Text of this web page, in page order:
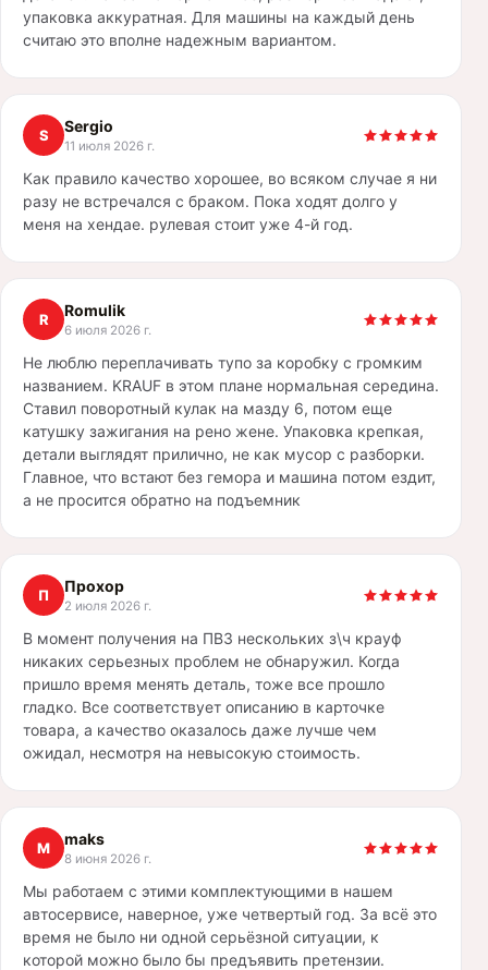
упаковка аккуратная. Для машины на каждый день
считаю это вполне надежным вариантом.
S Sergio
11 июля 2026 г.
Как правило качество хорошее, во всяком случае я ни
разу не встречался с браком. Пока ходят долго у
меня на хендае. рулевая стоит уже 4-й год.
R Romulik
6 июля 2026 г.
Не люблю переплачивать тупо за коробку с громким
названием. KRAUF в этом плане нормальная середина.
Ставил поворотный кулак на мазду 6, потом еще
катушку зажигания на рено жене. Упаковка крепкая,
детали выглядят прилично, не как мусор с разборки.
Главное, что встают без гемора и машина потом ездит,
а не просится обратно на подъемник
П Прохор
2 июля 2026 г.
В момент получения на ПВЗ нескольких з\ч крауф
никаких серьезных проблем не обнаружил. Когда
пришло время менять деталь, тоже все прошло
гладко. Все соответствует описанию в карточке
товара, а качество оказалось даже лучше чем
ожидал, несмотря на невысокую стоимость.
M maks
8 июня 2026 г.
Мы работаем с этими комплектующими в нашем
автосервисе, наверное, уже четвертый год. За всё это
время не было ни одной серьёзной ситуации, к
которой можно было бы предъявить претензии.